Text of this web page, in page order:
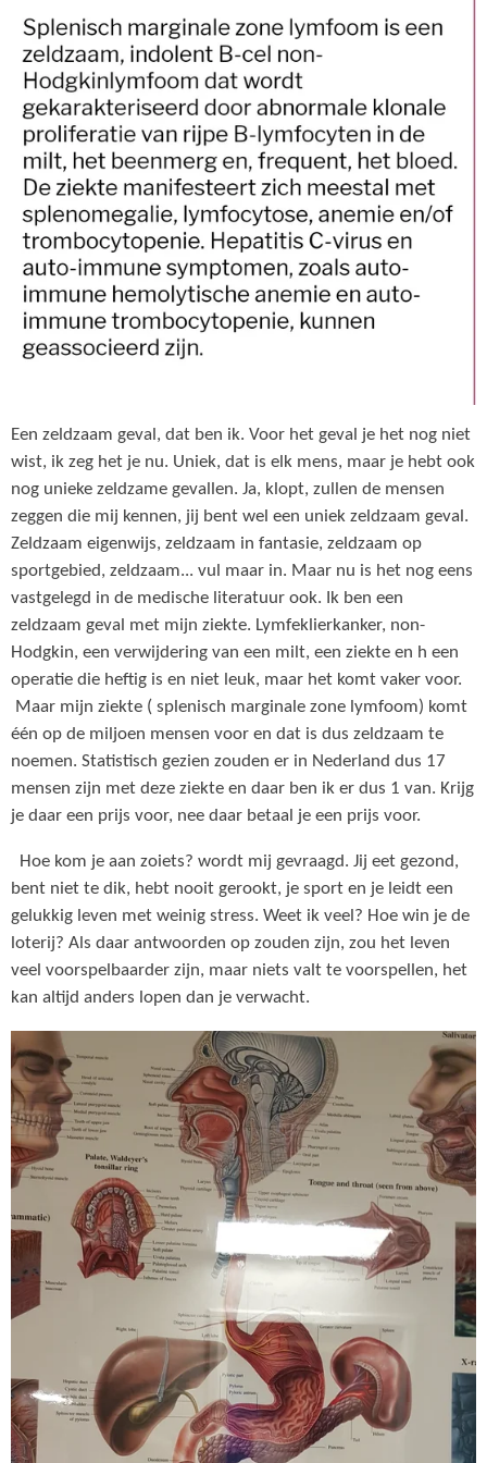
Een zeldzaam geval, dat ben ik. Voor het geval je het nog niet
wist, ik zeg het je nu. Uniek, dat is elk mens, maar je hebt ook
nog unieke zeldzame gevallen. Ja, klopt, zullen de mensen
zeggen die mij kennen, jij bent wel een uniek zeldzaam geval.
Zeldzaam eigenwijs, zeldzaam in fantasie, zeldzaam op
sportgebied, zeldzaam... vul maar in. Maar nu is het nog eens
vastgelegd in de medische literatuur ook. Ik ben een
zeldzaam geval met mijn ziekte. Lymfeklierkanker, non-
Hodgkin, een verwijdering van een milt, een ziekte en h een
operatie die heftig is en niet leuk, maar het komt vaker voor.
Maar mijn ziekte ( splenisch marginale zone lymfoom) komt
één op de miljoen mensen voor en dat is dus zeldzaam te
noemen. Statistisch gezien zouden er in Nederland dus 17
mensen zijn met deze ziekte en daar ben ik er dus 1 van. Krijg
je daar een prijs voor, nee daar betaal je een prijs voor.
Hoe kom je aan zoiets? wordt mij gevraagd. Jij eet gezond,
bent niet te dik, hebt nooit gerookt, je sport en je leidt een
gelukkig leven met weinig stress. Weet ik veel? Hoe win je de
loterij? Als daar antwoorden op zouden zijn, zou het leven
veel voorspelbaarder zijn, maar niets valt te voorspellen, het
kan altijd anders lopen dan je verwacht.